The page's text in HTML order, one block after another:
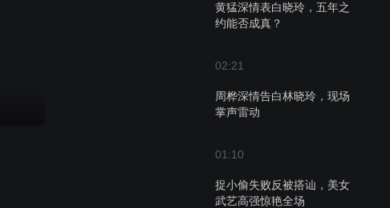
黄猛深情表白晓玲，五年之
约能否成真？
02:21
周桦深情告白林晓玲，现场
掌声雷动
01:10
捉小偷失败反被搭讪，美女
武艺高强惊艳全场